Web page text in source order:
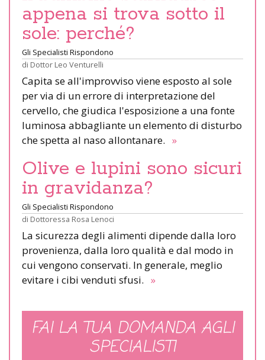
appena si trova sotto il
sole: perché?
Gli Specialisti Rispondono
di Dottor Leo Venturelli
Capita se all'improvviso viene esposto al sole
per via di un errore di interpretazione del
cervello, che giudica l'esposizione a una fonte
luminosa abbagliante un elemento di disturbo
che spetta al naso allontanare. »
Olive e lupini sono sicuri
in gravidanza?
Gli Specialisti Rispondono
di Dottoressa Rosa Lenoci
La sicurezza degli alimenti dipende dalla loro
provenienza, dalla loro qualità e dal modo in
cui vengono conservati. In generale, meglio
evitare i cibi venduti sfusi. »
FAI LA TUA DOMANDA AGLI
SPECIALISTI